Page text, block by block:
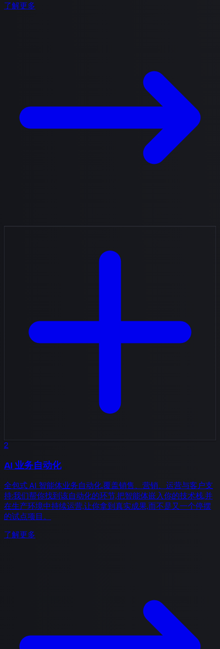
了解更多
2
AI 业务自动化
全包式 AI 智能体业务自动化,覆盖销售、营销、运营与客户支
持:我们帮你找到该自动化的环节,把智能体嵌入你的技术栈,并
在生产环境中持续运营,让你拿到真实成果,而不是又一个停摆
的试点项目。
了解更多